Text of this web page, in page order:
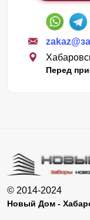
Перед
© 2014-2024
Новый Дом -